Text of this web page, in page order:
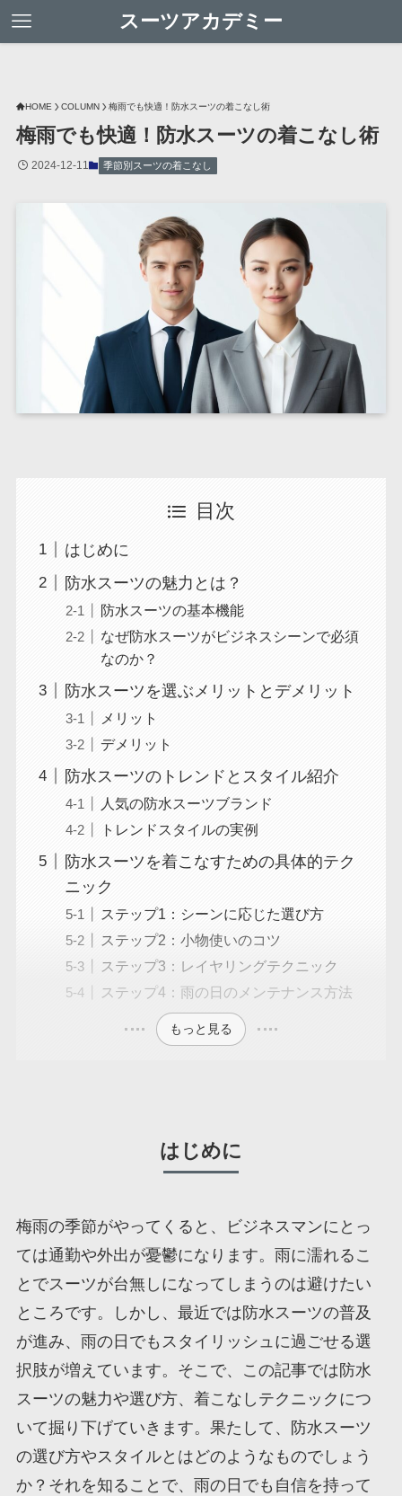
スーツアカデミー
HOME COLUMN 梅雨でも快適！防水スーツの着こなし術
梅雨でも快適！防水スーツの着こなし術
2024-12-11 季節別スーツの着こなし
目次
はじめに
防水スーツの魅力とは？
防水スーツの基本機能
なぜ防水スーツがビジネスシーンで必須
なのか？
防水スーツを選ぶメリットとデメリット
メリット
デメリット
防水スーツのトレンドとスタイル紹介
人気の防水スーツブランド
トレンドスタイルの実例
防水スーツを着こなすための具体的テク
ニック
ステップ1：シーンに応じた選び方
ステップ2：小物使いのコツ
ステップ3：レイヤリングテクニック
ステップ4：雨の日のメンテナンス方法
もっと見る
はじめに
梅雨の季節がやってくると、ビジネスマンにとっ
ては通勤や外出が憂鬱になります。雨に濡れるこ
とでスーツが台無しになってしまうのは避けたい
ところです。しかし、最近では防水スーツの普及
が進み、雨の日でもスタイリッシュに過ごせる選
択肢が増えています。そこで、この記事では防水
スーツの魅力や選び方、着こなしテクニックにつ
いて掘り下げていきます。果たして、防水スーツ
の選び方やスタイルとはどのようなものでしょう
か？それを知ることで、雨の日でも自信を持って